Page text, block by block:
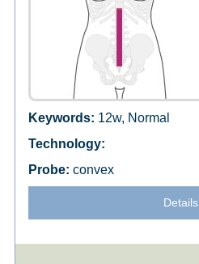
12w, Normal
convex
Details